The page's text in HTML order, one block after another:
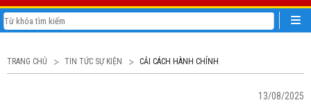
TRANG CHỦ TIN TỨC SỰ KIỆN CẢI CÁCH HÀNH CHÍNH
13/08/2025